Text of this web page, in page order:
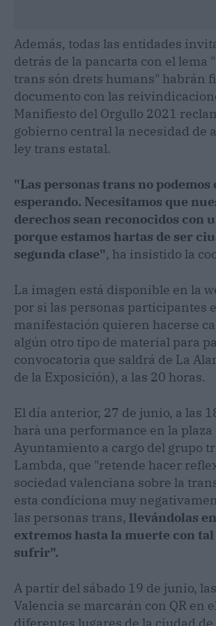
Además, todas las entidades
detrás de la pancarta con el lema
trans són drets humans" habrán
documento con las
Manifiesto del Orgullo 2021
gobierno central la necesidad de
ley trans estatal.
"Las personas trans no
esperando. Necesitamos que
derechos sean reconocidos con
porque estamos hartas de ser
segunda clase", ha insistido la
La imagen está disponible en la
por si las personas participantes
manifestación quieren hacerse
algún otro tipo de material para
convocatoria que saldrá de La
de la Exposición), a las 20 horas.
El día anterior, 27 de junio, a las
harà una performance en la plaza
Ayuntamiento a cargo del grupo
Lambda, que "retende hacer
sociedad valenciana sobre la
esta condiciona muy
las personas trans, llevándolas
extremos hasta la muerte con
sufrir".
A partir del sábado 19 de junio,
Valencia se marcarán con QR en
diferentes lugares de la ciudad